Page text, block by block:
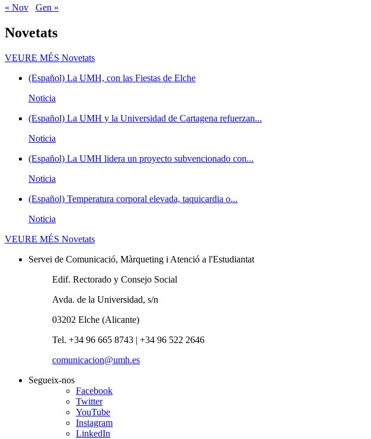
« Nov
Gen »
Novetats
VEURE MÉS Novetats
(Español) La UMH, con las Fiestas de Elche
Noticia
(Español) La UMH y la Universidad de Cartagena refuerzan...
Noticia
(Español) La UMH lidera un proyecto subvencionado con...
Noticia
(Español) Temperatura corporal elevada, taquicardia o...
Noticia
VEURE MÉS Novetats
Servei de Comunicació, Màrqueting i Atenció a l'Estudiantat
Edif. Rectorado y Consejo Social
Avda. de la Universidad, s/n
03202 Elche (Alicante)
Tel. +34 96 665 8743 | +34 96 522 2646
comunicacion@umh.es
Segueix-nos
Facebook
Twitter
YouTube
Instagram
LinkedIn